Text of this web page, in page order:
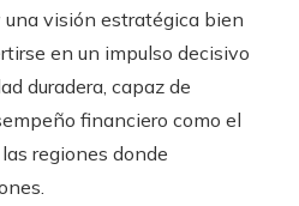
visión estratégica bien
en un impulso decisivo
duradera, capaz de
financiero como el
regiones donde